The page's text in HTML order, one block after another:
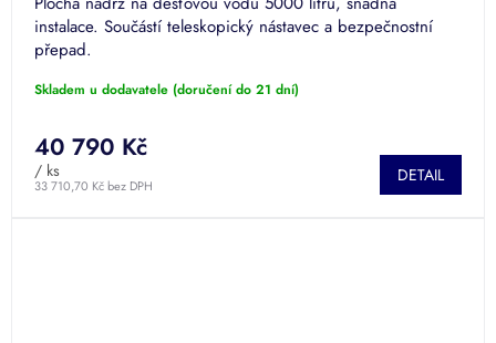
instalace. Součástí teleskopický nástavec a bezpečnostní
přepad.
Skladem u dodavatele (doručení do 21 dní)
33 710,70 Kč bez DPH
40 790 Kč
/ ks DETAIL